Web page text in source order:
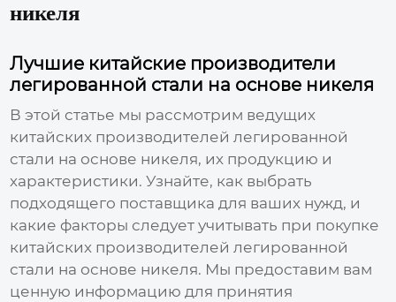
никеля
Лучшие китайские производители
легированной стали на основе никеля
В этой статье мы рассмотрим ведущих
китайских производителей легированной
стали на основе никеля, их продукцию и
характеристики. Узнайте, как выбрать
подходящего поставщика для ваших нужд, и
какие факторы следует учитывать при покупке
китайских производителей легированной
стали на основе никеля. Мы предоставим вам
ценную информацию для принятия